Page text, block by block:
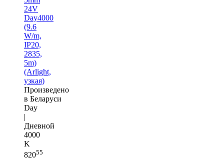
24V
Day4000
(9.6
W/m,
IP20,
2835,
5m)
(Arlight,
узкая)
Произведено
в Беларуси
Day
|
Дневной
4000
K
82055